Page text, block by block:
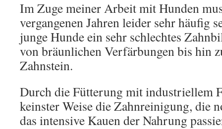
Im Zuge meiner Arbeit mit Hunden
vergangenen Jahren leider sehr häufig
junge Hunde ein sehr schlechtes
von bräunlichen Verfärbungen bis hin
Zahnstein.
Durch die Fütterung mit industriellem
keinster Weise die Zahnreinigung, die
das intensive Kauen der Nahrung